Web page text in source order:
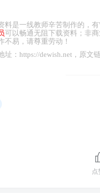
料是一线教师辛苦制作的，有
可以畅通无阻下载资料；非
不易，请尊重劳动！
址： https://dewish.net ，原文
点